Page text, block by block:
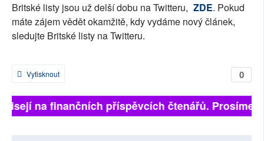
RUBRIKY
PLNÁ VERZE STRÁNEK
Britské listy jsou už delší dobu na Twitteru, ZDE. Pokud
máte zájem vědět okamžitě, kdy vydáme nový článek,
sledujte Britské listy na Twitteru.
0
Vytisknout
na finančních příspěvcích čtenářů.